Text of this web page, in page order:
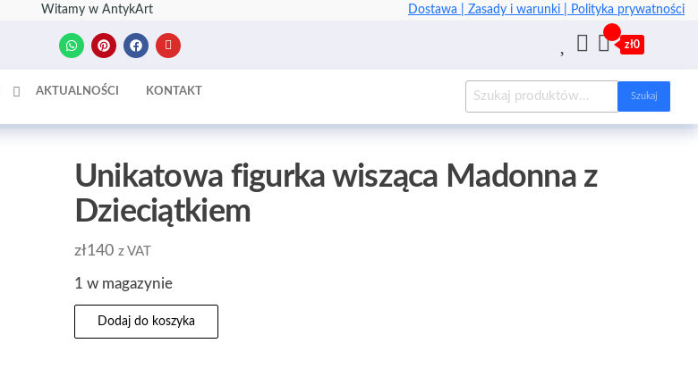
Witamy w AntykArt Dostawa | Zasady i warunki | Polityka prywatności
zł0
AKTUALNOŚCI KONTAKT Szukaj
Unikatowa figurka wisząca Madonna z
Dzieciątkiem
zł140 z VAT
1 w magazynie
Dodaj do koszyka